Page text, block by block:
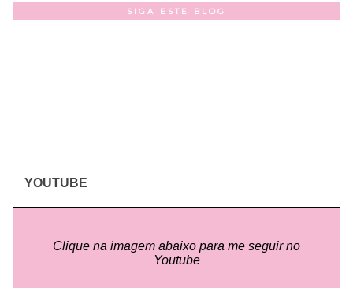
SIGA ESTE BLOG
YOUTUBE
Clique na imagem abaixo para me seguir no
Youtube